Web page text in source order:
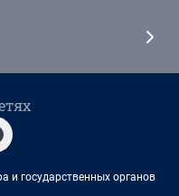
и государственных органов